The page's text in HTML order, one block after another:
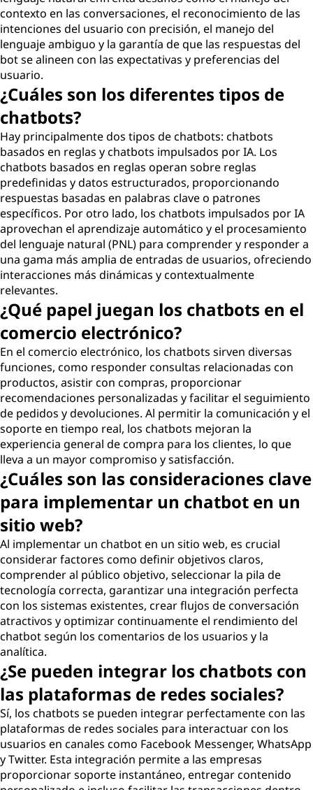
contexto en las conversaciones, el reconocimiento de las
intenciones del usuario con precisión, el manejo del
lenguaje ambiguo y la garantía de que las respuestas del
bot se alineen con las expectativas y preferencias del
usuario.
¿Cuáles son los diferentes tipos de
chatbots?
Hay principalmente dos tipos de chatbots: chatbots
basados en reglas y chatbots impulsados por IA. Los
chatbots basados en reglas operan sobre reglas
predefinidas y datos estructurados, proporcionando
respuestas basadas en palabras clave o patrones
específicos. Por otro lado, los chatbots impulsados por IA
aprovechan el aprendizaje automático y el procesamiento
del lenguaje natural (PNL) para comprender y responder a
una gama más amplia de entradas de usuarios, ofreciendo
interacciones más dinámicas y contextualmente
relevantes.
¿Qué papel juegan los chatbots en el
comercio electrónico?
En el comercio electrónico, los chatbots sirven diversas
funciones, como responder consultas relacionadas con
productos, asistir con compras, proporcionar
recomendaciones personalizadas y facilitar el seguimiento
de pedidos y devoluciones. Al permitir la comunicación y el
soporte en tiempo real, los chatbots mejoran la
experiencia general de compra para los clientes, lo que
lleva a un mayor compromiso y satisfacción.
¿Cuáles son las consideraciones clave
para implementar un chatbot en un
sitio web?
Al implementar un chatbot en un sitio web, es crucial
considerar factores como definir objetivos claros,
comprender al público objetivo, seleccionar la pila de
tecnología correcta, garantizar una integración perfecta
con los sistemas existentes, crear flujos de conversación
atractivos y optimizar continuamente el rendimiento del
chatbot según los comentarios de los usuarios y la
analítica.
¿Se pueden integrar los chatbots con
las plataformas de redes sociales?
Sí, los chatbots se pueden integrar perfectamente con las
plataformas de redes sociales para interactuar con los
usuarios en canales como Facebook Messenger, WhatsApp
y Twitter. Esta integración permite a las empresas
proporcionar soporte instantáneo, entregar contenido